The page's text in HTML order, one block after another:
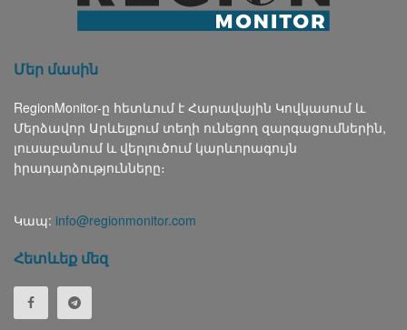
Մեր մասին
RegionMonitor-ը հետևում է Հարավային Կովկասում և
Մերձավոր Արևելքում տեղի ունեցող զարգացումներին,
լուսաբանում և վերլուծում կարևորագույն
իրադարձությունները։
Կապ: info@regionmonitor.com
Հետևեք մեզ